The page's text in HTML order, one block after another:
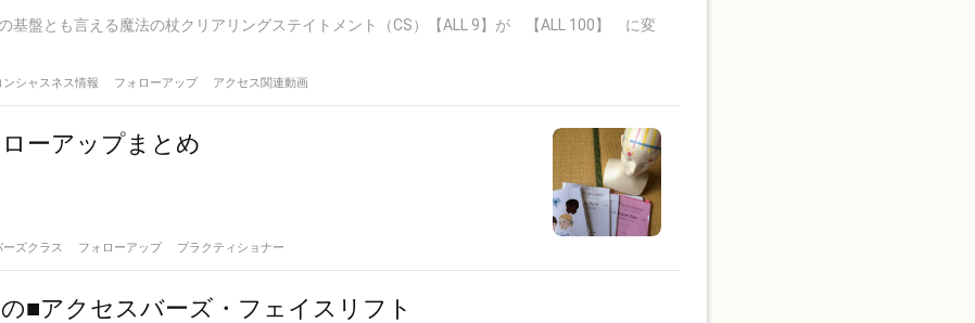
基盤とも言える魔法の杖クリアリングステイトメント（CS）【ALL 9】が 【ALL 100】 に変
ンシャスネス情報 フォローアップ アクセス関連動画
ーアップまとめ
ーズクラス フォローアップ プラクティショナー
■アクセスバーズ・フェイスリフト